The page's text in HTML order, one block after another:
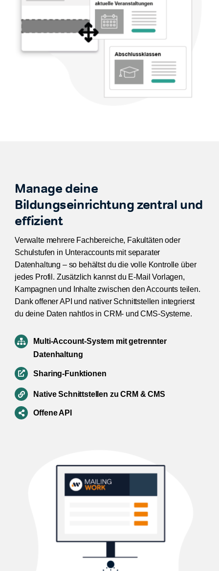
Manage deine
Bildungseinrichtung zentral und
effizient
Verwalte mehrere Fachbereiche, Fakultäten oder
Schulstufen in Unteraccounts mit separater
Datenhaltung – so behältst du die volle Kontrolle über
jedes Profil. Zusätzlich kannst du E-Mail Vorlagen,
Kampagnen und Inhalte zwischen den Accounts teilen.
Dank offener API und nativer Schnittstellen integrierst
du deine Daten nahtlos in CRM- und CMS-Systeme.
Multi-Account-System mit getrennter
Datenhaltung
Sharing-Funktionen
Native Schnittstellen zu CRM & CMS
Offene API